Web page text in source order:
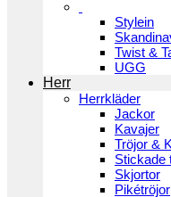
Stylein
Twist &
UGG
Herr
Herrkläder
Jackor
Kavajer
Tröjor &
Stickade
Skjortor
Pikétröjor